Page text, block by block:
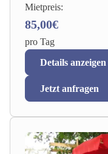
Mietpreis:
85,00€
pro Tag
Details anzeigen
Jetzt anfragen